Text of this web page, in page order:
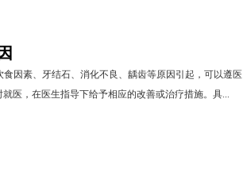
因素、牙结石、消化不良、龋齿等原因引起，可以遵医
医，在医生指导下给予相应的改善或治疗措施。具...